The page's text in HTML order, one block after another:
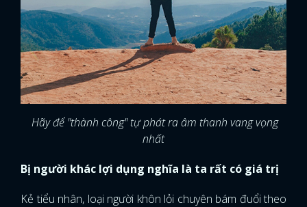
Hãy để "thành công" tự phát ra âm thanh vang vọng
nhất
Bị người khác lợi dụng nghĩa là ta rất có giá trị
Kẻ tiểu nhân, loại người khôn lỏi chuyên bám đuổi theo